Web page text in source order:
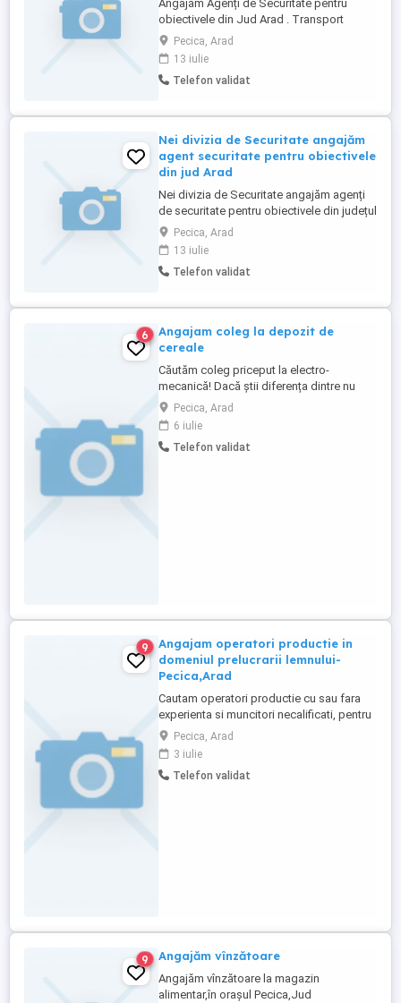
Angajăm Agenți de Securitate pentru
obiectivele din Jud Arad . Transport
asigurat . Minime cunoștințe calculator și
limba engleză Program pe ture , mediu de
lucru plăcut . Mai multe detalii de L-V la tel
: . Răzvan
Pecica, Arad
13 iulie
Telefon validat
Nei divizia de Securitate angajăm
agent securitate pentru obiectivele
din jud Arad
Nei divizia de Securitate angajăm agenți
de securitate pentru obiectivele din județul
Arad . . Program pe ture . Mai multe detalii
la telefon
Pecica, Arad
13 iulie
Telefon validat
6
Angajam coleg la depozit de
cereale
Căutăm coleg priceput la electro-
mecanică! Dacă știi diferența dintre nu
merge și lasă că-i dau eu de cap , s-ar
putea să fii exact omul pe care îl căutăm!
Ne dorim un coleg cu cunoștințe de
electro-mecanică, îndemânatic, curios și
Pecica, Arad
6 iulie
Telefon validat
9
Angajam operatori productie in
domeniul prelucrarii lemnului-
Pecica,Arad
Cautam operatori productie cu sau fara
experienta si muncitori necalificati, pentru
a se alatura echipei noastre in domeniul
prelucrarii lemnului. Candidatul ideal va fi
responsabil de operarea masinilor si
utilajelor specifice procesului de
Pecica, Arad
3 iulie
Telefon validat
9 Angajăm vînzătoare
Angajăm vînzătoare la magazin
alimentar,în orașul Pecica,Jud